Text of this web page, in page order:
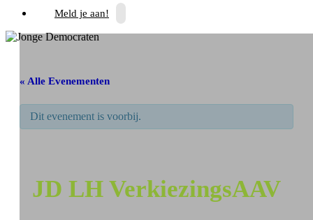
Meld je aan!
« Alle Evenementen
Dit evenement is voorbij.
JD LH VerkiezingsAAV